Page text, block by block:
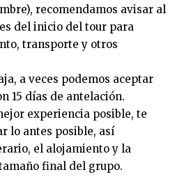
recomendamos avisar al
del inicio del tour para
transporte y otros
a veces podemos aceptar
15 días de antelación.
experiencia posible, te
lo antes posible, así
el alojamiento y la
final del grupo.